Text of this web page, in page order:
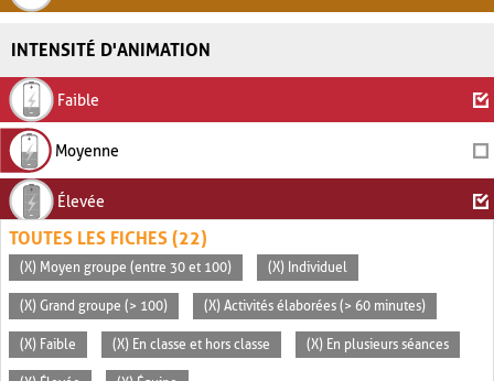
INTENSITÉ D'ANIMATION
Faible
Moyenne
Élevée
TOUTES LES FICHES (22)
(X) Moyen groupe (entre 30 et 100) (X) Individuel
(X) Grand groupe (> 100) (X) Activités élaborées (> 60 minutes)
(X) Faible (X) En classe et hors classe (X) En plusieurs séances